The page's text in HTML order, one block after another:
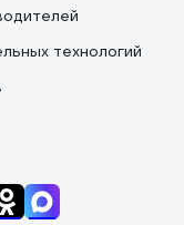
технологий